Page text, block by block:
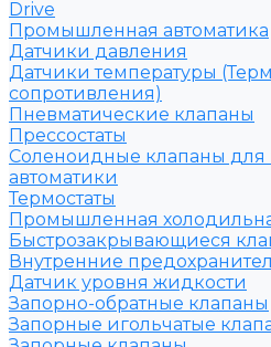
Drive
Промышленная автоматика
Датчики давления
Датчики температуры
сопротивления)
Пневматические клапаны
Прессостаты
Соленоидные клапаны
автоматики
Термостаты
Промышленная
Быстрозакрывающиеся
Внутренние
Датчик уровня жидкости
Запорно-обратные клапаны
Запорные игольчатые